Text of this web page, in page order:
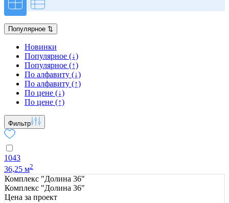
Популярное ⇅
Новинки
Популярное (↓)
Популярное (↑)
По алфавиту (↓)
По алфавиту (↑)
По цене (↓)
По цене (↑)
Фильтр
1043
36,25 м2
Комплекс "Долина 36"
Комплекс "Долина 36"
Цена за проект